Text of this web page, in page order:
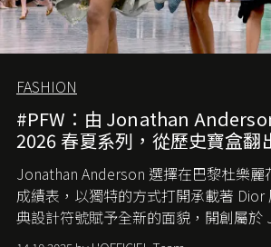
FASHION
#PFW：由 Jonathan
2026 春夏系列，從歷史寶盒翻
Jonathan Anderson 選擇在巴黎杜樂麗
成績表，以獨特的方式打開承載著 Dior
典設計符號賦予全新的面貌，開創屬於
Anderson 的 Dior 時代。